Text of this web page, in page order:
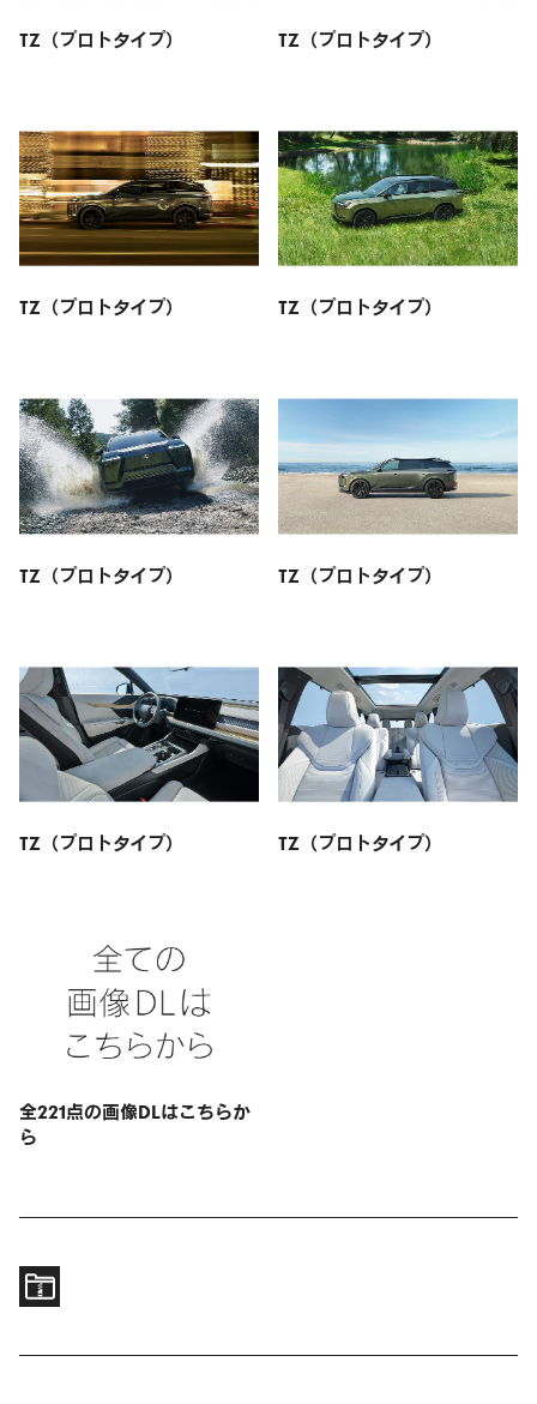
TZ（プロトタイプ） TZ（プロトタイプ）
TZ（プロトタイプ） TZ（プロトタイプ）
TZ（プロトタイプ） TZ（プロトタイプ）
TZ（プロトタイプ） TZ（プロトタイプ）
全221点の画像DLはこちらか
ら